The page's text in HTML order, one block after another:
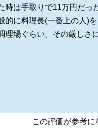
時は手取りで11万円だっ
的に料理長(一番上の人)
場ぐらい。その厳しさ
この評価が参考